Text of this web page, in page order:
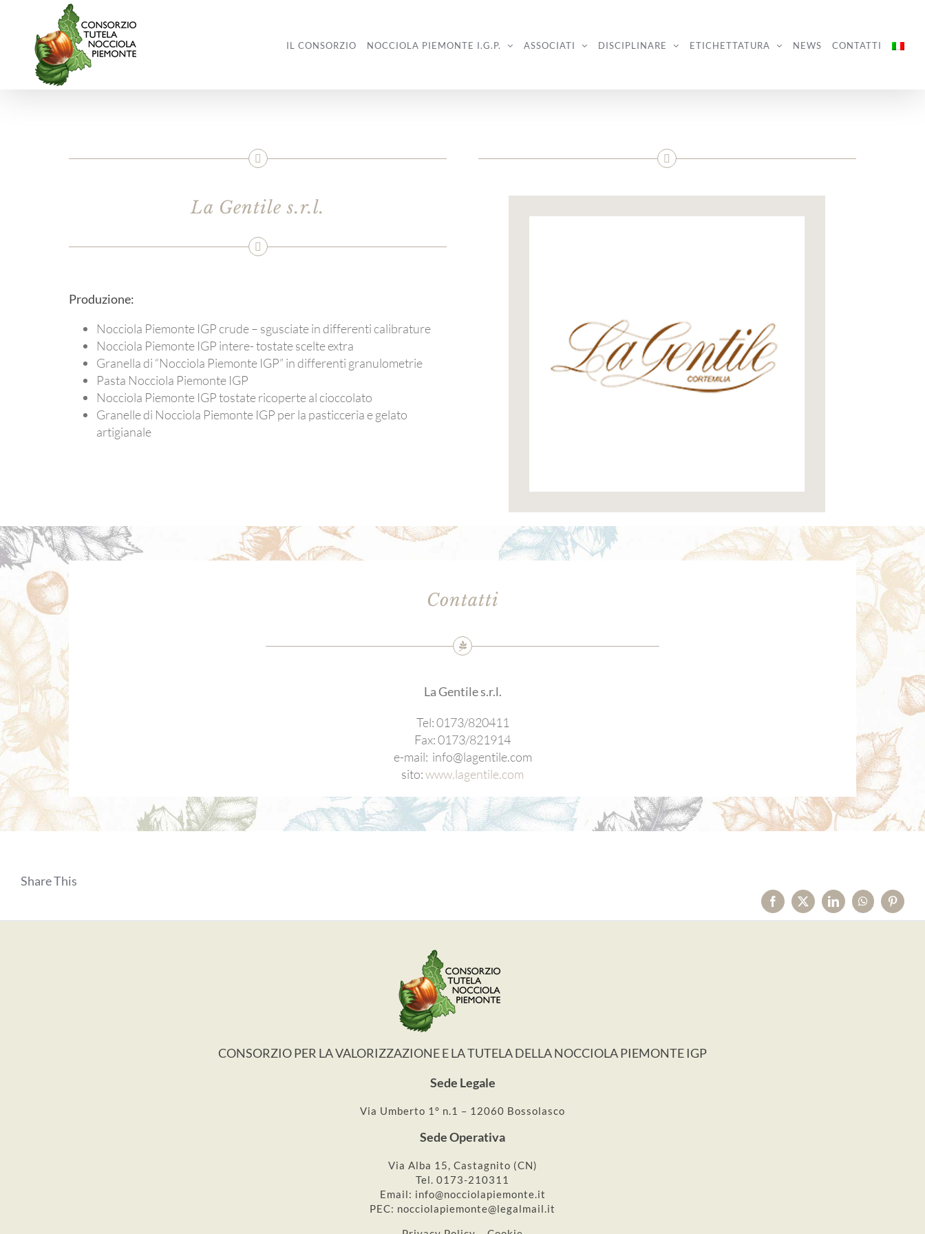
contenuto
IL CONSORZIO NOCCIOLA PIEMONTE I.G.P. ASSOCIATI DISCIPLINARE ETICHETTATURA NEWS CONTATTI
La Gentile s.r.l.
Produzione:
Nocciola Piemonte IGP crude – sgusciate in differenti calibrature
Nocciola Piemonte IGP intere- tostate scelte extra
Granella di “Nocciola Piemonte IGP” in differenti granulometrie
Pasta Nocciola Piemonte IGP
Nocciola Piemonte IGP tostate ricoperte al cioccolato
Granelle di Nocciola Piemonte IGP per la pasticceria e gelato
artigianale
Contatti
La Gentile s.r.l.
Tel: 0173/820411
Fax: 0173/821914
e-mail: info@lagentile.com
sito:www.lagentile.com
Share This
Facebook
X LinkedInWhatsApp
CONSORZIO PER LA VALORIZZAZIONE E LA TUTELA DELLA NOCCIOLA PIEMONTE IGP
Sede Legale
Via Umberto 1° n.1 – 12060 Bossolasco
Sede Operativa
Via Alba 15, Castagnito (CN)
Tel. 0173-210311
Email: info@nocciolapiemonte.it
PEC: nocciolapiemonte@legalmail.it